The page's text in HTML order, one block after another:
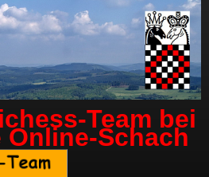
Team bei
Schach